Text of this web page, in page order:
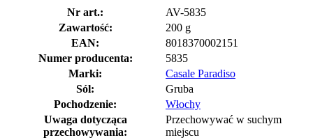
Nr art.:
AV-5835
Zawartość:
200 g
EAN:
8018370002151
Numer producenta:
5835
Marki:
Casale Paradiso
Sól:
Gruba
Pochodzenie:
Włochy
Uwaga dotycząca
przechowywania:
Przechowywać w suchym
miejscu